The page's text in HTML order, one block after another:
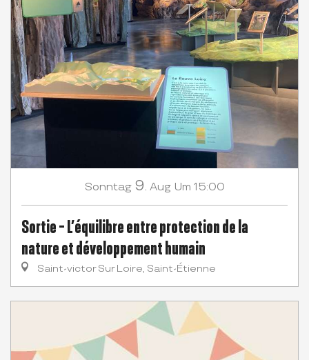
Sonntag 9. Aug Um 15:00
Sortie - L’équilibre entre protection de la
nature et développement humain
Saint-victor Sur Loire, Saint-Étienne